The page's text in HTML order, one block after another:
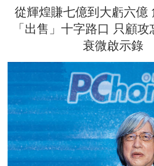
從輝煌賺七億到大虧六億
「出售」十字路口 只顧
衰微啟示錄